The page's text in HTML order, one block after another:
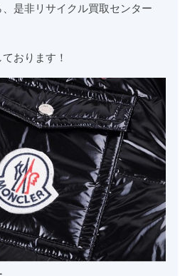
是非リサイクル買取センター
おります！